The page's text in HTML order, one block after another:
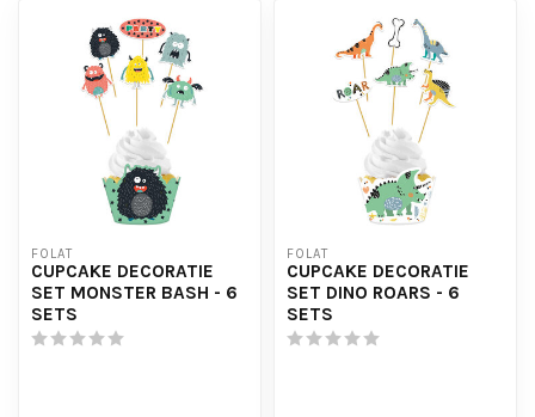
FOLAT
CUPCAKE DECORATIE
SET MONSTER BASH - 6
SETS
FOLAT
CUPCAKE DECORATIE
SET DINO ROARS - 6
SETS